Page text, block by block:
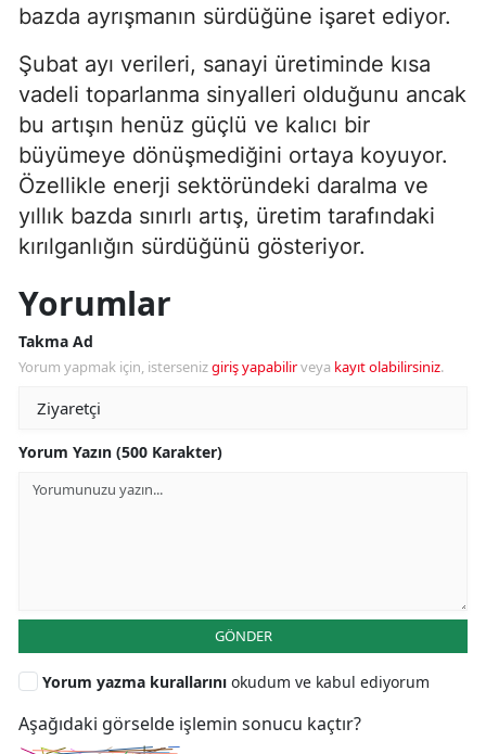
bazda ayrışmanın sürdüğüne işaret ediyor.
Şubat ayı verileri, sanayi üretiminde kısa
vadeli toparlanma sinyalleri olduğunu ancak
bu artışın henüz güçlü ve kalıcı bir
büyümeye dönüşmediğini ortaya koyuyor.
Özellikle enerji sektöründeki daralma ve
yıllık bazda sınırlı artış, üretim tarafındaki
kırılganlığın sürdüğünü gösteriyor.
Yorumlar
Takma Ad
Yorum yapmak için, istersenizgiriş yapabilirveya kayıt olabilirsiniz.
Yorum Yazın (500 Karakter)
GÖNDER
Yorum yazma kurallarını okudum ve kabul ediyorum
Aşağıdaki görselde işlemin sonucu kaçtır?